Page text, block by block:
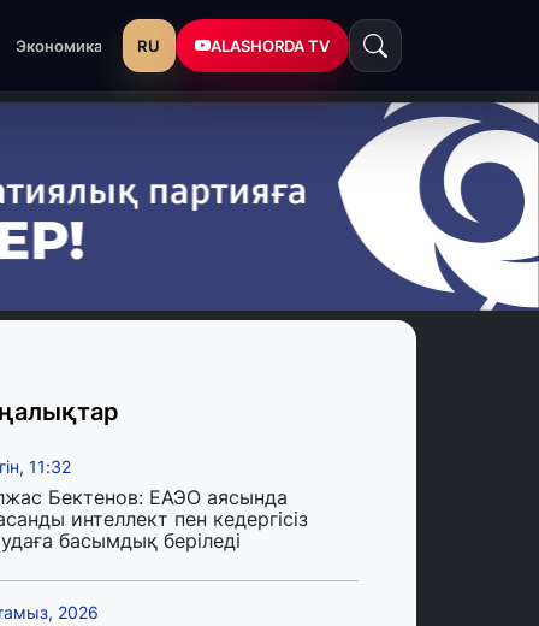
Экономика RU ALASHORDA TV
11:32
Бектенов: ЕАЭО аясында
интеллект пен кедергісіз
басымдық беріледі
2026